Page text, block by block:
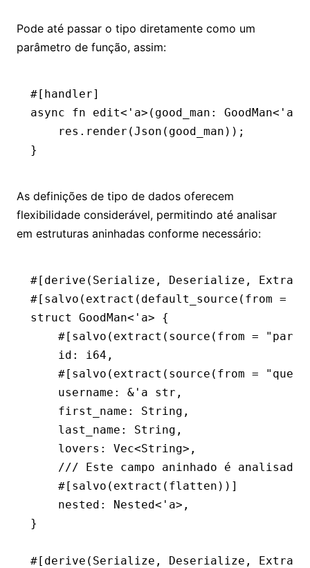
Pode até passar o tipo diretamente como um
parâmetro de função, assim:
#[handler]
async fn edit<' a>(good_man : GoodMan<' a
    res
. render (Json (good_man));
}
As definições de tipo de dados oferecem
flexibilidade considerável, permitindo até analisar
em estruturas aninhadas conforme necessário:
#[derive( Serialize , Deserialize ,
#[salvo(extract(default_source(from =
struct
GoodMan<' a> {
    #[salvo(extract(source(from
=
    id
: i64 ,
    #[salvo(extract(source(from
=
    username
: & ' a str ,
    first_name
: String ,
    last_name
: String ,
    lovers
: Vec<String>,
/// Este campo aninhado é analisado
    #[salvo(extract(flatten))]
    nested
: Nested<' a>,
}
#[derive( Serialize , Deserialize ,